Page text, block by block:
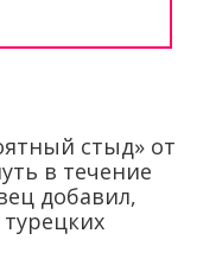
стыд» от
в течение
добавил,